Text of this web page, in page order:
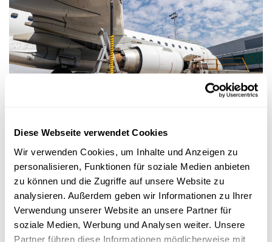
Diese Webseite verwendet Cookies
Wir verwenden Cookies, um Inhalte und Anzeigen zu
personalisieren, Funktionen für soziale Medien anbieten
zu können und die Zugriffe auf unsere Website zu
analysieren. Außerdem geben wir Informationen zu Ihrer
Verwendung unserer Website an unsere Partner für
soziale Medien, Werbung und Analysen weiter. Unsere
Partner führen diese Informationen möglicherweise mit
Urlaubsflüge, Luftfracht und Lieferketten
bedeutet
Droht uns das Kerosin auszugehen? Benny Mantin, Professor für
Logistics and Supply Chain Management an der Universität L...
University of Luxembourg